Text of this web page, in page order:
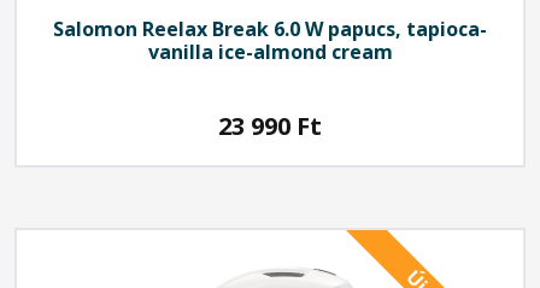
Salomon Reelax Break 6.0 W papucs, tapioca-
vanilla ice-almond cream
23 990 Ft